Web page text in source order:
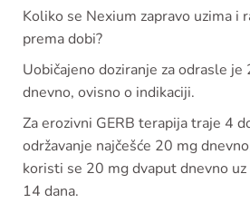
Koliko se Nexium zapravo uzima i
prema dobi?
Uobičajeno doziranje za odrasle
dnevno, ovisno o indikaciji.
Za erozivni GERB terapija traje 4
održavanje najčešće 20 mg
koristi se 20 mg dvaput dnevno
14 dana.